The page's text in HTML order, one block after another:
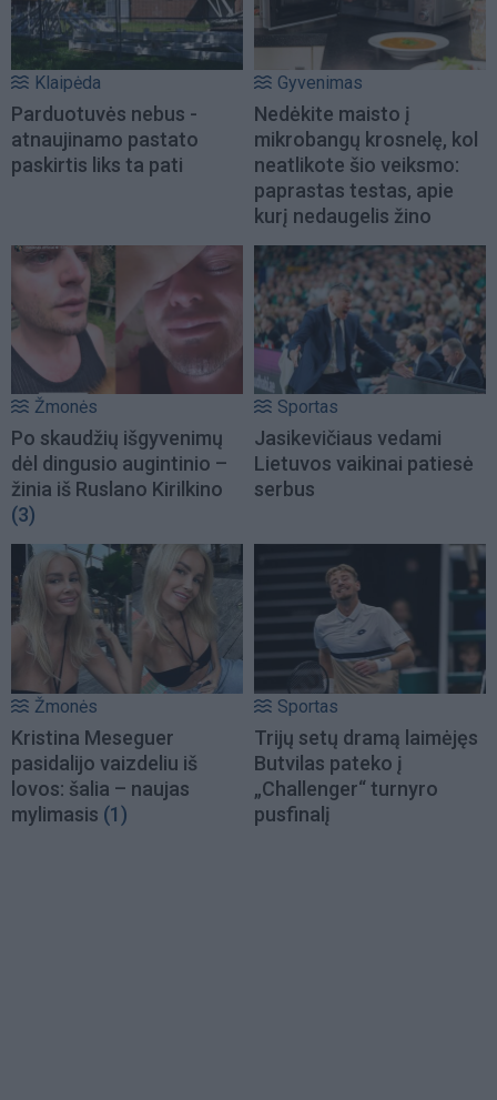
Klaipėda
Parduotuvės nebus -
atnaujinamo pastato
paskirtis liks ta pati
Gyvenimas
Nedėkite maisto į
mikrobangų krosnelę, kol
neatlikote šio veiksmo:
paprastas testas, apie
kurį nedaugelis žino
Žmonės
Po skaudžių išgyvenimų
dėl dingusio augintinio –
žinia iš Ruslano Kirilkino
(3)
Sportas
Jasikevičiaus vedami
Lietuvos vaikinai patiesė
serbus
Žmonės
Kristina Meseguer
pasidalijo vaizdeliu iš
lovos: šalia – naujas
mylimasis (1)
Sportas
Trijų setų dramą laimėjęs
Butvilas pateko į
„Challenger“ turnyro
pusfinalį